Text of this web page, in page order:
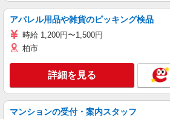
アパレル用品や雑貨のピッキング検品
時給 1,200円〜1,500円
柏市
詳細を見る
マンションの受付・案内スタッフ